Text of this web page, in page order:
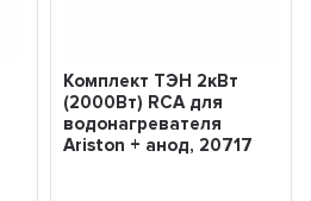
Комплект ТЭН 2кВт
(2000Вт) RCA для
водонагревателя
Ariston + анод, 20717